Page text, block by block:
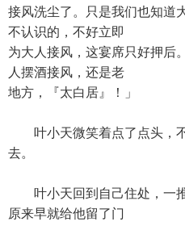
接风洗尘了。只是我们也知道
不认识的，不好立即
为大人接风，这宴席只好押后
人摆酒接风，还是老
地方，『太白居』！」
叶小天微笑着点了点头，不
去。
叶小天回到自己住处，一推
原来早就给他留了门